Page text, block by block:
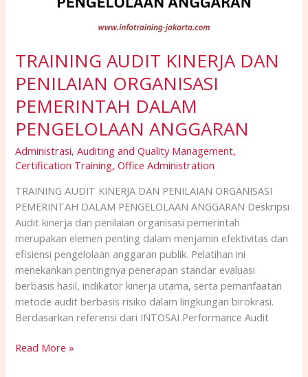
TRAINING AUDIT KINERJA DAN
PENILAIAN ORGANISASI
PEMERINTAH DALAM
PENGELOLAAN ANGGARAN
Administrasi,Auditing and Quality Management,
Certification Training,Office Administration
TRAINING AUDIT KINERJA DAN PENILAIAN ORGANISASI
PEMERINTAH DALAM PENGELOLAAN ANGGARAN Deskripsi
Audit kinerja dan penilaian organisasi pemerintah
merupakan elemen penting dalam menjamin efektivitas dan
efisiensi pengelolaan anggaran publik. Pelatihan ini
menekankan pentingnya penerapan standar evaluasi
berbasis hasil, indikator kinerja utama, serta pemanfaatan
metode audit berbasis risiko dalam lingkungan birokrasi.
Berdasarkan referensi dari INTOSAI Performance Audit
Read More »